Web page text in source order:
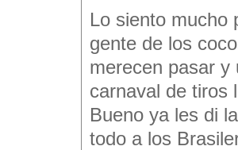
Lo siento mucho
gente de los
merecen pasar y
carnaval de tiros
Bueno ya les di
todo a los